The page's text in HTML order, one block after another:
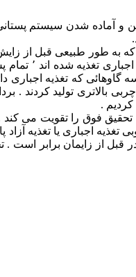
بالاتری تولید کردند
فوق را تقویت می کند .